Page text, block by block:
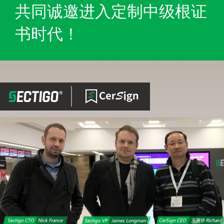
共同诚邀进入定制中级根证
书时代！